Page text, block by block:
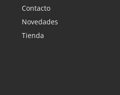
Contacto
Novedades
Tienda